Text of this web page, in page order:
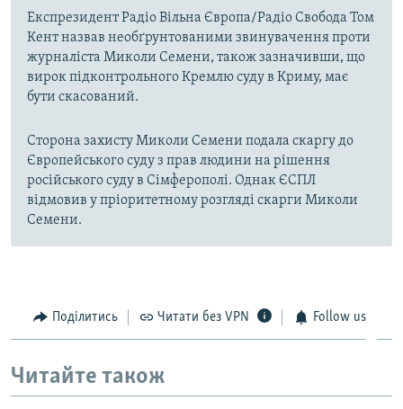
Експрезидент Радіо Вільна Європа/Радіо Свобода Том
Кент назвав необґрунтованими звинувачення проти
журналіста Миколи Семени, також зазначивши, що
вирок підконтрольного Кремлю суду в Криму, має
бути скасований.
Сторона захисту Миколи Семени подала скаргу до
Європейського суду з прав людини на рішення
російського суду в Сімферополі. Однак ЄСПЛ
відмовив у пріоритетному розгляді скарги Миколи
Семени.
Поділитись Читати без VPN Follow us
Читайте також